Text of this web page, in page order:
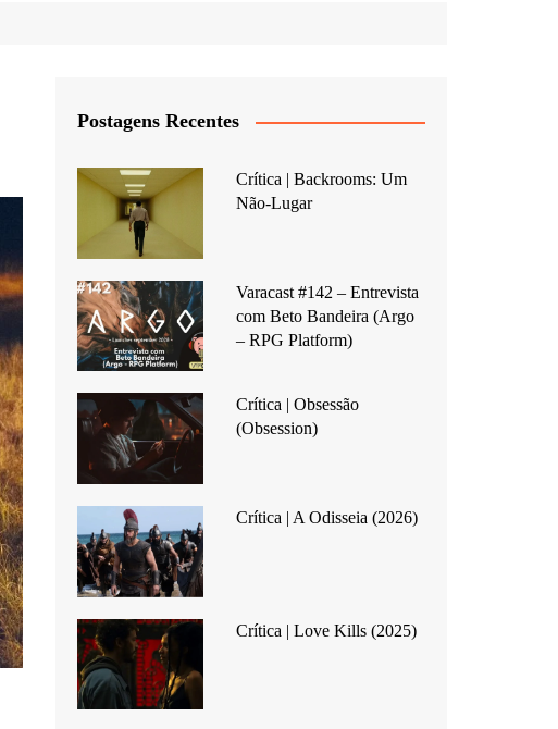
Postagens Recentes
Crítica | Backrooms: Um
Não-Lugar
Varacast #142 – Entrevista
com Beto Bandeira (Argo
– RPG Platform)
Crítica | Obsessão
(Obsession)
Crítica | A Odisseia (2026)
Crítica | Love Kills (2025)